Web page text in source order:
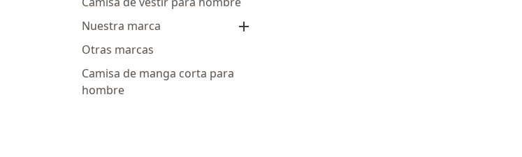
Nuestra marca

Otras marcas
Camisa de manga corta para
hombre